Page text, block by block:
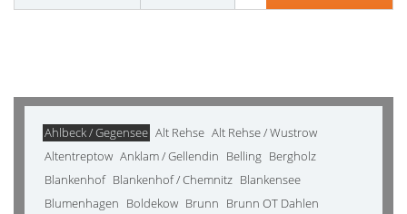
Ahlbeck / Gegensee Alt Rehse Alt Rehse / Wustrow
Altentreptow Anklam / Gellendin Belling Bergholz
Blankenhof Blankenhof / Chemnitz Blankensee
Blumenhagen Boldekow Brunn Brunn OT Dahlen